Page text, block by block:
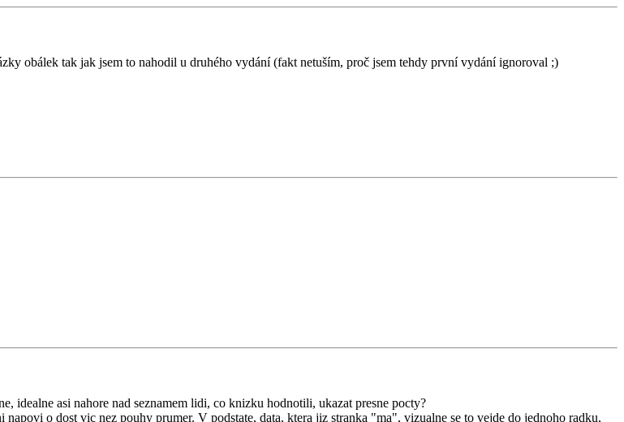
obálek tak jak jsem to nahodil u druhého vydání (fakt netuším, proč jsem tehdy první vydání ignoroval ;)
idealne asi nahore nad seznamem lidi, co knizku hodnotili, ukazat presne pocty?
o dost vic nez pouhy prumer. V podstate, data, ktera jiz stranka "ma", vizualne se to vejde do jednoho radku,